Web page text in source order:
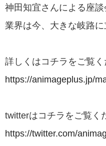
神田知宜さんによる座
業界は今、大きな岐路
詳しくはコチラをご覧く
https://animageplus.jp/
twitterはコチラをご覧く
https://twitter.com/